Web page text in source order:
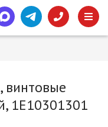
винтовые
1E10301301